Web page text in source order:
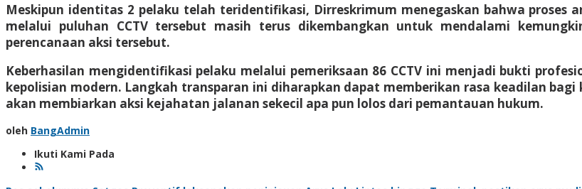
Meskipun identitas 2 pelaku telah teridentifikasi, Dirreskrimum menegaskan bahwa
melalui puluhan CCTV tersebut masih terus dikembangkan untuk mendalami
perencanaan aksi tersebut.
Keberhasilan mengidentifikasi pelaku melalui pemeriksaan 86 CCTV ini menjadi bukti
kepolisian modern. Langkah transparan ini diharapkan dapat memberikan rasa keadilan
akan membiarkan aksi kejahatan jalanan sekecil apa pun lolos dari pemantauan hukum.
oleh BangAdmin
Ikuti Kami Pada